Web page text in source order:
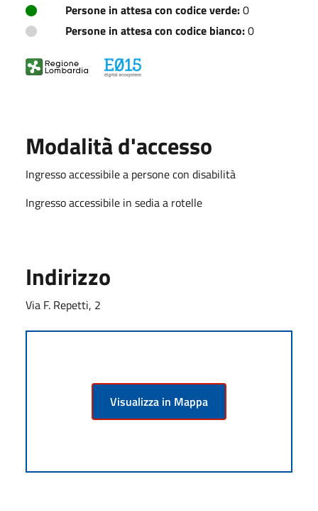
Persone in attesa con codice verde:0
Persone in attesa con codice bianco:0
Modalità d'accesso
Ingresso accessibile a persone con disabilità
Ingresso accessibile in sedia a rotelle
Indirizzo
Via F. Repetti, 2
Visualizza in Mappa